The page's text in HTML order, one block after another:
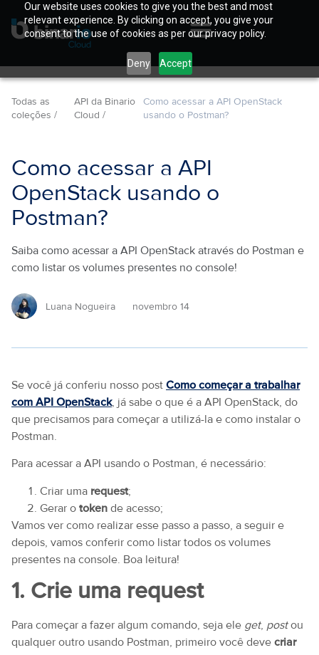
Our website uses cookies to give you the best and most
relevant experience. By clicking on accept, you give your
consent to the use of cookies as per our privacy policy.
Deny Accept
Todas as
coleções /
API da Binario
Cloud /
Como acessar a API OpenStack
usando o Postman?
Como acessar a API
OpenStack usando o
Postman?
Saiba como acessar a API OpenStack através do Postman e
como listar os volumes presentes no console!
Luana Nogueira novembro 14
Se você já conferiu nosso post Como começar a trabalhar
com API OpenStack, já sabe o que é a API OpenStack, do
que precisamos para começar a utilizá-la e como instalar o
Postman.
Para acessar a API usando o Postman, é necessário:
Criar uma request;
Gerar o token de acesso;
Vamos ver como realizar esse passo a passo, a seguir e
depois, vamos conferir como listar todos os volumes
presentes na console. Boa leitura!
1. Crie uma request
Para começar a fazer algum comando, seja ele get, postou
qualquer outro usando Postman, primeiro você deve criar